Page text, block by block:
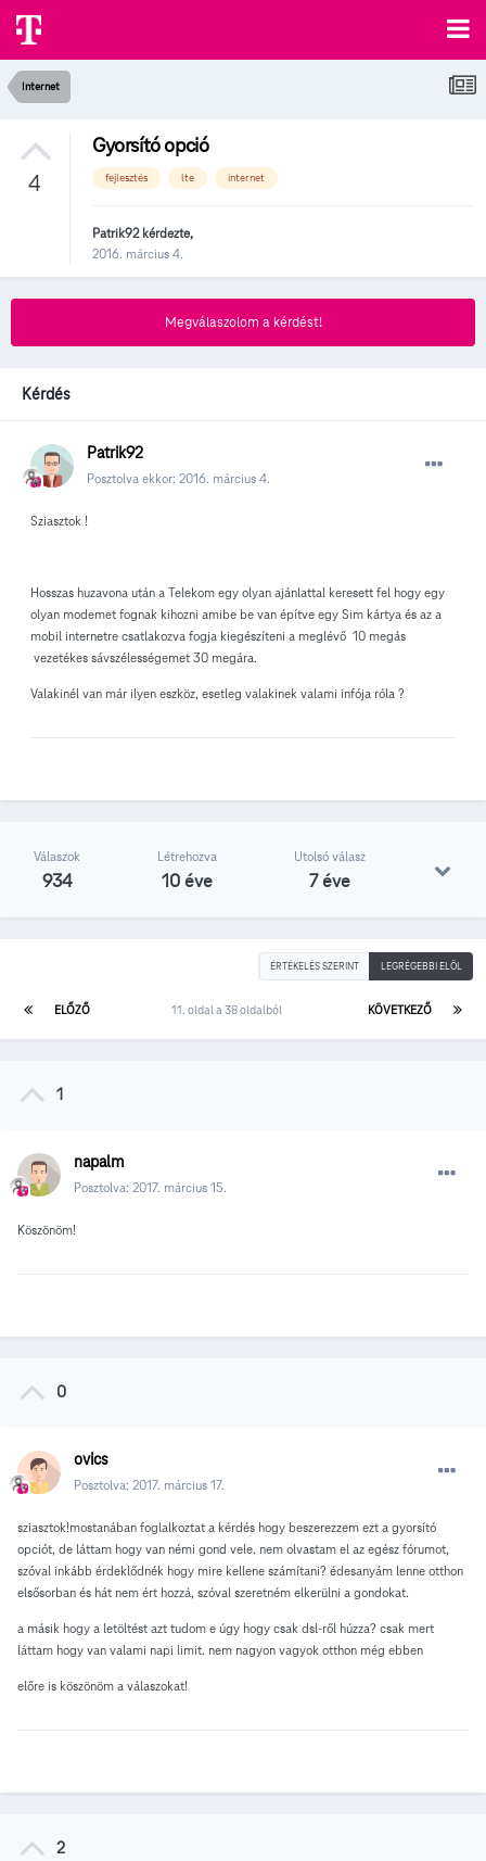
Internet
4
Gyorsító opció
fejlesztés lte internet
Patrik92kérdezte,
2016. március 4.
Megválaszolom a kérdést!
Kérdés
Patrik92
Posztolva ekkor: 2016. március 4.
Sziasztok !
Hosszas huzavona után a Telekom egy olyan ajánlattal keresett fel hogy egy
olyan modemet fognak kihozni amibe be van építve egy Sim kártya és az a
mobil internetre csatlakozva fogja kiegészíteni a meglévő 10 megás
vezetékes sávszélességemet 30 megára.
Valakinél van már ilyen eszköz, esetleg valakinek valami infója róla ?
Válaszok
934
Létrehozva
10 éve
Utolsó válasz
7 éve
ÉRTÉKELÉS SZERINT LEGRÉGEBBI ELÖL
ELŐZŐ KÖVETKEZŐ
11. oldal a 38 oldalból
1
napalm
Posztolva: 2017. március 15.
Köszönöm!
0
ovics
Posztolva: 2017. március 17.
sziasztok!mostanában foglalkoztat a kérdés hogy beszerezzem ezt a gyorsító
opciót, de láttam hogy van némi gond vele. nem olvastam el az egész fórumot,
szóval inkább érdeklődnék hogy mire kellene számítani? édesanyám lenne otthon
elsősorban és hát nem ért hozzá, szóval szeretném elkerülni a gondokat.
a másik hogy a letöltést azt tudom e úgy hogy csak dsl-ről húzza? csak mert
láttam hogy van valami napi limit. nem nagyon vagyok otthon még ebben
előre is köszönöm a válaszokat!
2